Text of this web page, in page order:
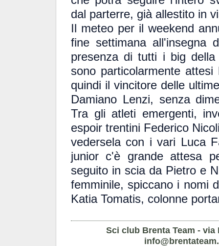
dal parterre, già allestito in
Il meteo per il weekend
fine settimana all'insegna
presenza di tutti i big
sono particolarmente
quindi il vincitore delle
Damiano Lenzi, senza
Tra gli atleti emergenti,
espoir trentini Federico
vedersela con i vari Luca
junior c'è grande attesa
seguito in scia da Pietro e
femminile, spiccano i nomi
Katia Tomatis, colonne
Sci club Brenta Team - via